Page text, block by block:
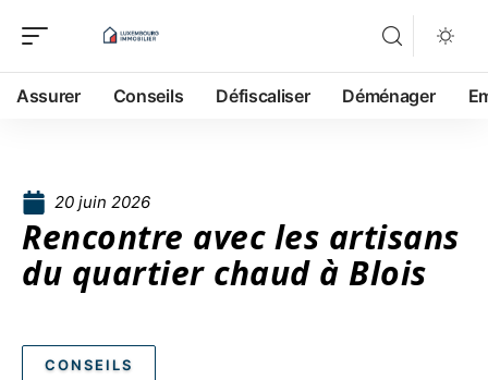
Assurer Conseils Défiscaliser Déménager
20 juin 2026
Rencontre avec les artisans
du quartier chaud à Blois
CONSEILS